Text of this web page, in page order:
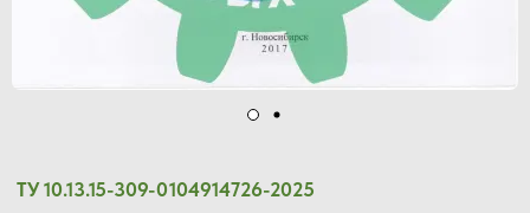
ТУ 10.13.15-309-0104914726-2025